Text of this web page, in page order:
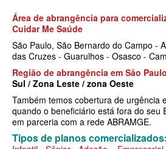
MED TOUR PLANO DE SAÚDE
NEXT SEISA PLANO DE SAÚDE
NOTREDAME PLANO DE SAÚDE
OMINT PLANO DE SAÚDE EMPRESARIAL
Área de abrangência para
Cuidar Me Saúde
São Paulo, São Bernardo do Campo -
das Cruzes - Guarulhos - Osasco -
Região de abrangência em São
Sul / Zona Leste / zona Oeste
Também temos cobertura de urgência
quando o beneficiário está fora do seu
em parceria com a rede ABRAMGE.
Tipos de planos comercializados: